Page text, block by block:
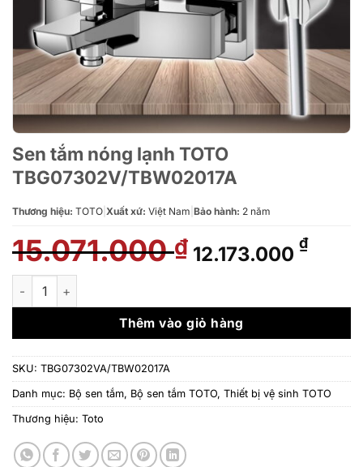
Sen tắm nóng lạnh TOTO
TBG07302V/TBW02017A
Thương hiệu: TOTO Xuất xứ: Việt Nam Bảo hành: 2 năm
15.071.000₫ Giá
gốc
15.071.000 ₫.
12.173.000 ₫Giá
là:
Sen tắm nóng lạnh TOTO TBG07302V/TBW02017A số lượng
Thêm vào giỏ hàng
SKU: TBG07302VA/TBW02017A
Danh mục: Bộ sen tắm, Bộ sen tắm TOTO, Thiết bị vệ sinh TOTO
Thương hiệu: Toto